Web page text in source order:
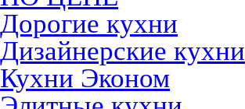
Дорогие кухни
Дизайнерские кухни
Кухни Эконом